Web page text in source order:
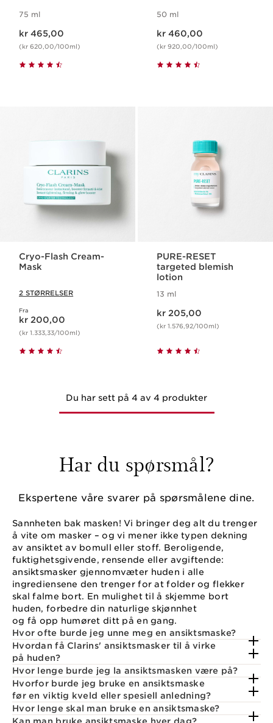
75 ml
kr 465,00
(kr 620,00/100ml)
50 ml
kr 460,00
(kr 920,00/100ml)
Cryo-Flash Cream-
Mask
2 STØRRELSER
Fra
Nåværende pris kr 200,00
kr 200,00
(kr 1.333,33/100ml)
PURE-RESET
targeted blemish
lotion
13 ml
kr 205,00
(kr 1.576,92/100ml)
Du har sett på 4 av 4 produkter
Har du spørsmål?
Ekspertene våre svarer på spørsmålene dine.
Sannheten bak masken! Vi bringer deg alt du trenger
å vite om masker – og vi mener ikke typen dekning
av ansiktet av bomull eller stoff. Beroligende,
fuktighetsgivende, rensende eller avgiftende:
ansiktsmasker gjennomvæter huden i alle
ingrediensene den trenger for at folder og flekker
skal falme bort. En mulighet til å skjemme bort
huden, forbedre din naturlige skjønnhet
og få opp humøret ditt på en gang.
Hvor ofte burde jeg unne meg en ansiktsmaske?
Hvordan få Clarins' ansiktsmasker til å virke
på huden?
Hvor lenge burde jeg la ansiktsmasken være på?
Hvorfor burde jeg bruke en ansiktsmaske
før en viktig kveld eller spesiell anledning?
Hvor lenge skal man bruke en ansiktsmaske?